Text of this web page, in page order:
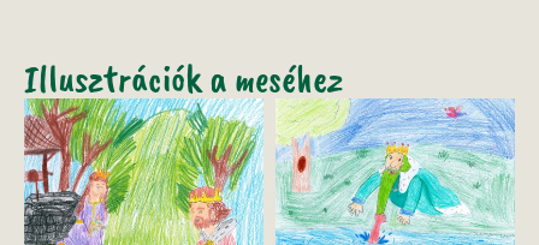
Illusztrációk a meséhez